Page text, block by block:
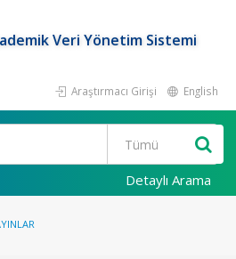
Veri Yönetim Sistemi
Araştırmacı Girişi English
Detaylı Arama